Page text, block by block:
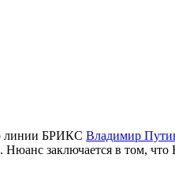
линии БРИКС Владимир
Нюанс заключается в том,